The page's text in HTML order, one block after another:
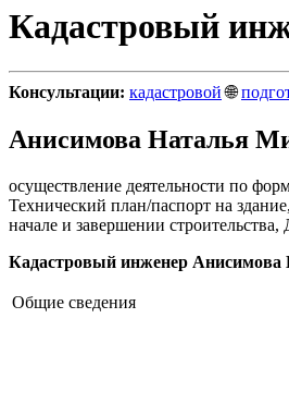
Кадастровый
Консультации: кадастровой🌐
Анисимова Наталья
осуществление деятельности по
Технический план/паспорт на
начале и завершении
Кадастровый инженер Анисимова
Общие сведения